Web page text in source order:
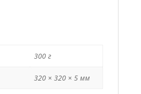
300 г
320 × 320 × 5 мм